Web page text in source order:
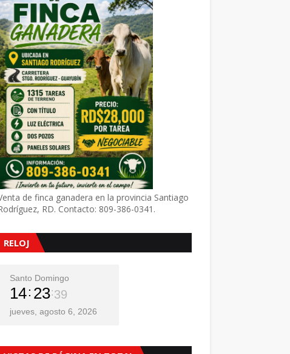
de finca ganadera en la provincia Santiago
RD. Contacto: 809-386-0341.
RELOJ
Santo Domingo
14 23 40
jueves, agosto 6, 2026